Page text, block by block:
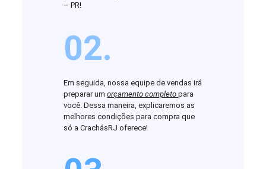
– PR!
02.
Em seguida, nossa equipe de vendas irá
preparar umorçamento completopara
você. Dessa maneira, explicaremos as
melhores condições para compra que
só a CrachásRJ oferece!